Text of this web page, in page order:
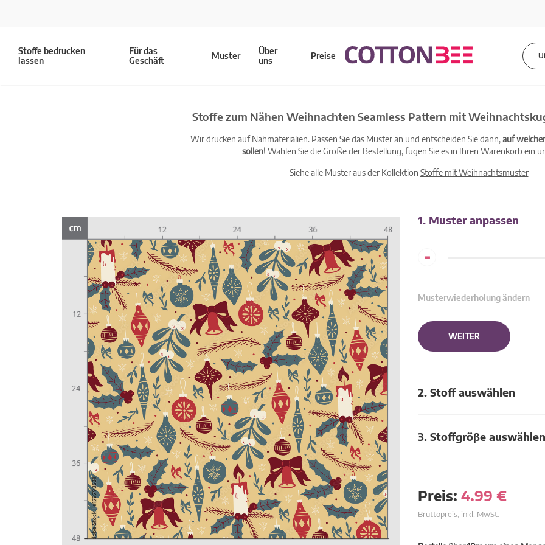
Stoffe bedrucken
lassen
Für das
Geschäft
Muster
Über
uns
Preise
Stoffe zum Nähen Weihnachten Seamless Pattern mit
Wir drucken auf Nähmaterialien. Passen Sie das Muster an und entscheiden Sie dann,auf
sollen! Wählen Sie die Größe der Bestellung, fügen Sie es in Ihren Warenkorb ein
Siehe alle Muster aus der Kollektion Stoffe mit Weihnachtsmuster
1. Muster anpassen
-
Musterwiederholung ändern
WEITER
2. Stoff auswählen
3. Stoffgröβe auswählen
Preis: 4.99 €
Bruttopreis, inkl. MwSt.